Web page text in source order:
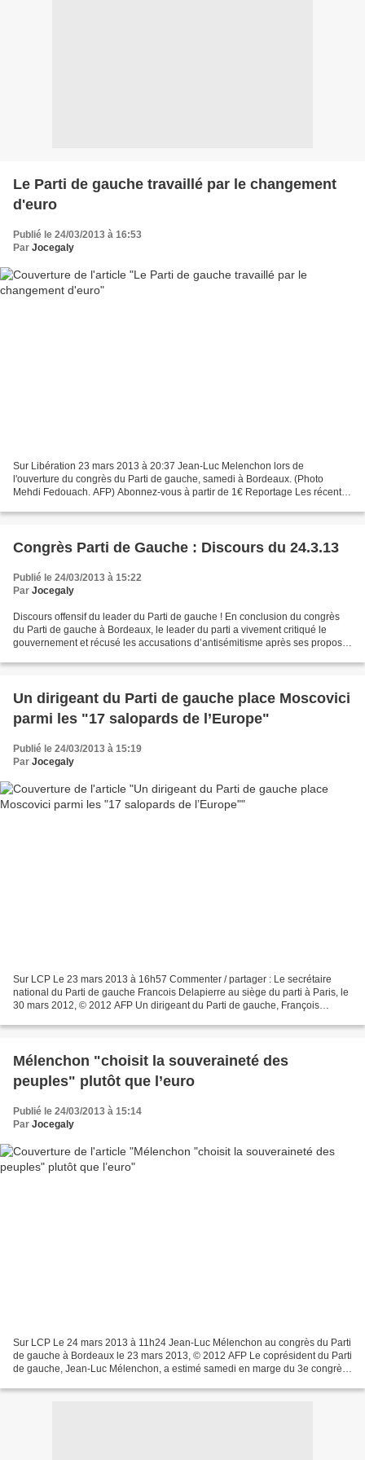
Le Parti de gauche travaillé par le changement
d'euro
Publié le 24/03/2013 à 16:53
Par Jocegaly
Sur Libération 23 mars 2013 à 20:37 Jean-Luc Melenchon lors de
l'ouverture du congrès du Parti de gauche, samedi à Bordeaux. (Photo
Mehdi Fedouach. AFP) Abonnez-vous à partir de 1€ Reportage Les récentes
Congrès Parti de Gauche : Discours du 24.3.13
Publié le 24/03/2013 à 15:22
Par Jocegaly
Discours offensif du leader du Parti de gauche ! En conclusion du congrès
du Parti de gauche à Bordeaux, le leader du parti a vivement critiqué le
gouvernement et récusé les accusations d’antisémitisme après ses propos
Un dirigeant du Parti de gauche place Moscovici
parmi les "17 salopards de l’Europe"
Publié le 24/03/2013 à 15:19
Par Jocegaly
Sur LCP Le 23 mars 2013 à 16h57 Commenter / partager : Le secrétaire
national du Parti de gauche Francois Delapierre au siège du parti à Paris, le
30 mars 2012, © 2012 AFP Un dirigeant du Parti de gauche, François
Mélenchon "choisit la souveraineté des
peuples" plutôt que l’euro
Publié le 24/03/2013 à 15:14
Par Jocegaly
Sur LCP Le 24 mars 2013 à 11h24 Jean-Luc Mélenchon au congrès du Parti
de gauche à Bordeaux le 23 mars 2013, © 2012 AFP Le coprésident du Parti
de gauche, Jean-Luc Mélenchon, a estimé samedi en marge du 3e congrès